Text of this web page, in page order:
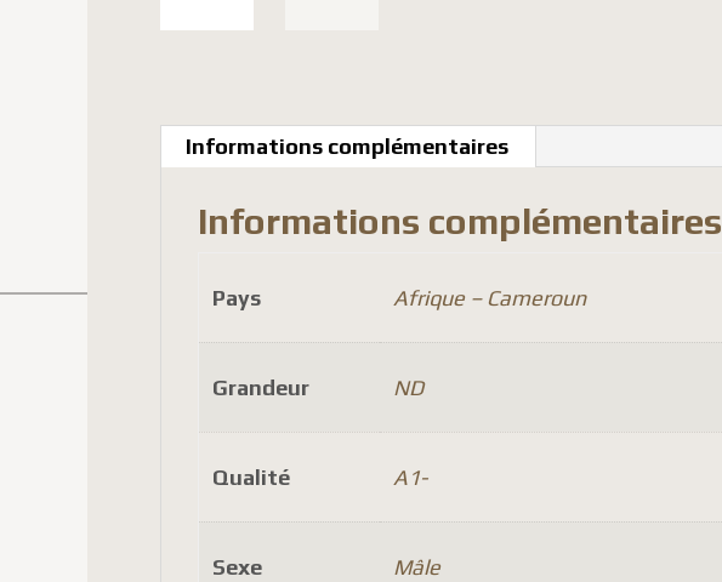
Informations complémentaires
Informations complémentaires
Pays Afrique – Cameroun
Grandeur ND
Qualité A1-
Sexe Mâle